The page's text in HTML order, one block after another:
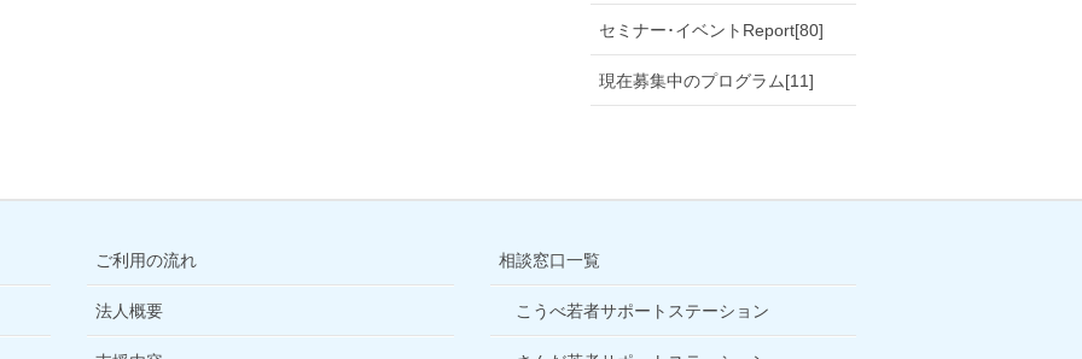
セミナー･イベントReport[80]
現在募集中のプログラム[11]
ご利用の流れ
法人概要
相談窓口一覧
こうべ若者サポートステーション